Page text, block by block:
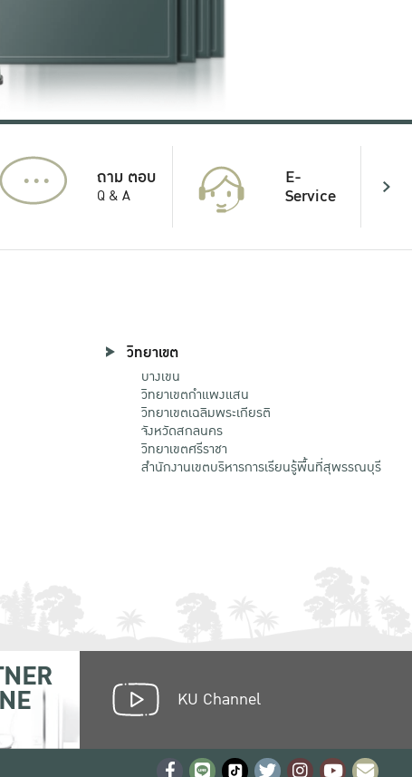
... ถาม ตอบ
Q & A
E-
Service
วิทยาเขต
บางเขน
วิทยาเขตกําแพงแสน
วิทยาเขตเฉลิมพระเกียรติ
จังหวัดสกลนคร
วิทยาเขตศรีราชา
สำนักงานเขตบริหารการเรียนรู้พื้นที่สุพรรณบุรี
KU Channel